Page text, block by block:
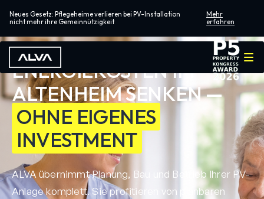
Neues Gesetz: Pflegeheime verlieren bei PV-Installation
nicht mehr ihre Gemeinnützigkeit
Mehr
erfahren
ENERGIEKOSTEN IM
ALTENHEIM SENKEN —
OHNE EIGENES
INVESTMENT
ALVA übernimmt Planung, Bau und Betrieb Ihrer PV-
Anlage komplett. Sie profitieren von planbaren